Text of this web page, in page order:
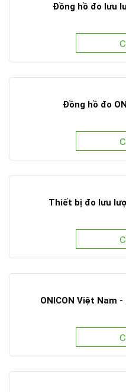
Đồng hồ đo lưu
Đồng hồ đo
Thiết bị đo lưu
ONICON Việt Nam